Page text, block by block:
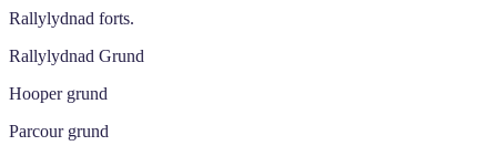
Rallylydnad forts.
Rallylydnad Grund
Hooper grund
Parcour grund